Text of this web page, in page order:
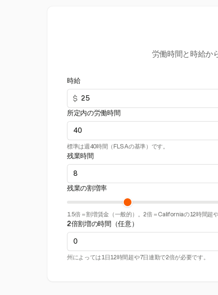
労働時間と時給か
時給
$
所定内の労働時間
標準は週40時間（FLSAの基準）です。
残業時間
残業の割増率
1.5倍＝割増賃金（一般的）。2倍＝Californiaの12時間超や
2倍割増の時間（任意）
州によっては1日12時間超や7日連勤で2倍が必要です。